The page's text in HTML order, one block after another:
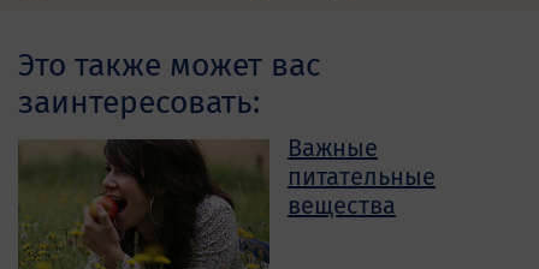
Это также может вас
заинтересовать:
Важные
питательные
вещества